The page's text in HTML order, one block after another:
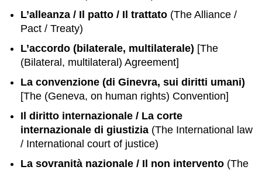
L’alleanza / Il patto / Il trattato (The Alliance /
Pact / Treaty)
L’accordo (bilaterale, multilaterale) [The
(Bilateral, multilateral) Agreement]
La convenzione (di Ginevra, sui diritti umani)
[The (Geneva, on human rights) Convention]
Il diritto internazionale / La corte
internazionale di giustizia (The International law
/ International court of justice)
La sovranità nazionale / Il non intervento (The